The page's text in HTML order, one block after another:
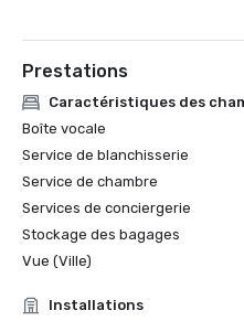
Prestations
Caractéristiques des
Boîte vocale
Service de blanchisserie
Service de chambre
Services de conciergerie
Stockage des bagages
Vue (Ville)
Installations